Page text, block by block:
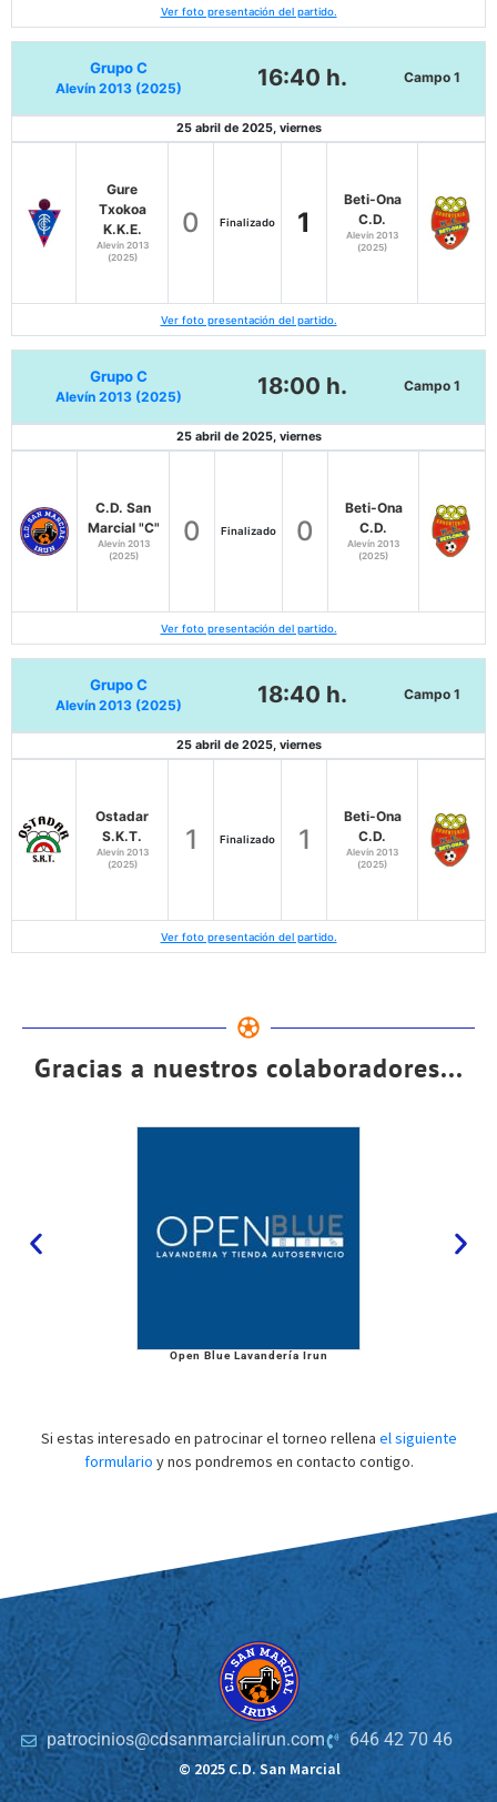
Ver foto presentación del partido.
Grupo C
Alevín 2013 (2025) 16:40 h. Campo 1
25 abril de 2025, viernes
Gure
Txokoa
K.K.E.
Alevín 2013
(2025)
0 Finalizado 1
Beti-Ona
C.D.
Alevín 2013
(2025)
Ver foto presentación del partido.
Grupo C
Alevín 2013 (2025) 18:00 h. Campo 1
25 abril de 2025, viernes
C.D. San
Marcial "C"
Alevín 2013
(2025)
0 Finalizado 0
Beti-Ona
C.D.
Alevín 2013
(2025)
Ver foto presentación del partido.
Grupo C
Alevín 2013 (2025) 18:40 h. Campo 1
25 abril de 2025, viernes
Ostadar
S.K.T.
Alevín 2013
(2025)
1 Finalizado 1
Beti-Ona
C.D.
Alevín 2013
(2025)
Ver foto presentación del partido.
Gracias a nuestros colaboradores...
Open Blue Lavandería Irun
Si estas interesado en patrocinar el torneo rellena el siguiente
formulario y nos pondremos en contacto contigo.
patrocinios@cdsanmarcialirun.com
646 42 70 46
© 2025 C.D. San Marcial